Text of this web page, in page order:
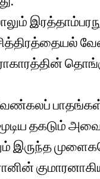
தகடும்
இருந்த